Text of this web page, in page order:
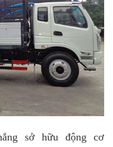
sở hữu động cơ